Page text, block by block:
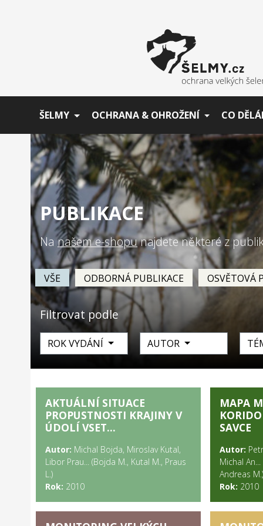
ŠELMY OCHRANA & OHROŽENÍ CO
PUBLIKACE
Nanašem e-shopunajdete některé z
VŠE ODBORNÁ PUBLIKACE OSVĚTOVÁ
Filtrovat podle
ROK VYDÁNÍ AUTOR
AKTUÁLNÍ SITUACE
PROPUSTNOSTI KRAJINY V
ÚDOLÍ VSET...
Autor: Michal Bojda, Miroslav Kutal,
Libor Prau... (Bojda M., Kutal M., Praus
L.)
Rok: 2010
MAPA
SAVCE
Autor:
Michal
Andreas M.)
Rok: 2010